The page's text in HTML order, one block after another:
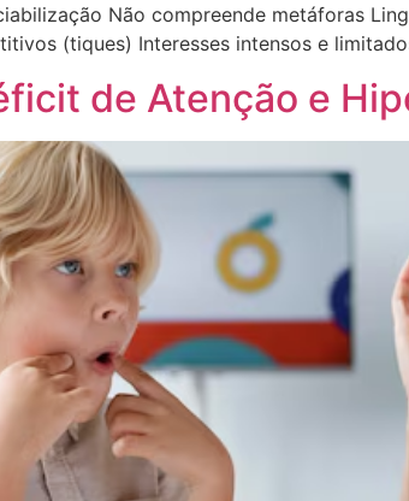
Não compreende metáforas
(tiques) Interesses intensos e
de Atenção e